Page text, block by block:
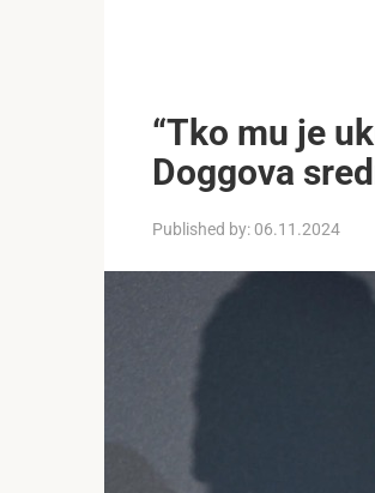
“Tko mu je
Doggova
Published by: 06.11.2024